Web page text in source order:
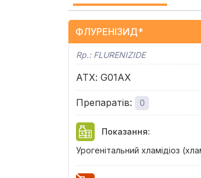
ФЛУРЕНІЗИД*
Rp.: FLURENIZIDE
АТХ: G01AX
Препаратів: 0
Показання:
Урогенітальний хламідіоз